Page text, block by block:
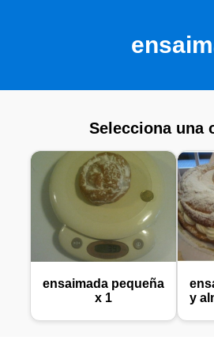
Selecciona una
ensaimada pequeña
x 1
y